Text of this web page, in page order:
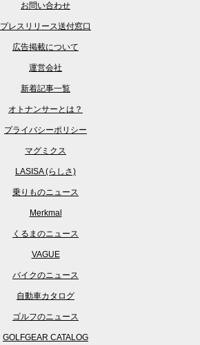
お問い合わせ
プレスリリース送付窓口
広告掲載について
運営会社
新着記事一覧
オトナンサーとは？
プライバシーポリシー
マグミクス
LASISA (らしさ)
乗りものニュース
Merkmal
くるまのニュース
VAGUE
バイクのニュース
自動車カタログ
ゴルフのニュース
GOLFGEAR CATALOG